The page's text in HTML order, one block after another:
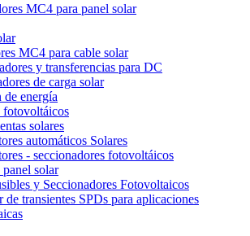
MC4 para panel solar
MC4 para cable solar
y transferencias para DC
de carga solar
de energía
fotovoltáicos
solares
automáticos Solares
- seccionadores fotovoltáicos
solar
y Seccionadores Fotovoltaicos
de transientes SPDs para aplicaciones